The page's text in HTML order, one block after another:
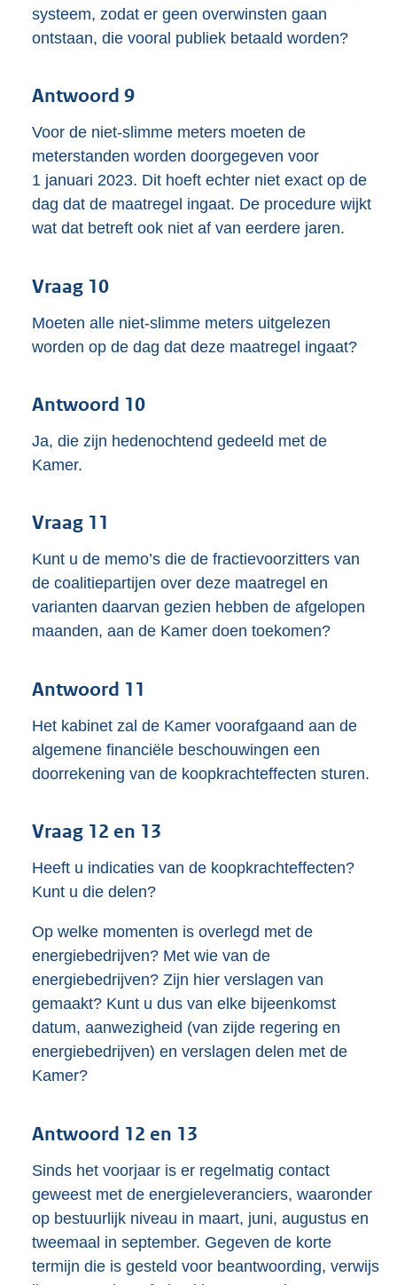
systeem, zodat er geen overwinsten gaan
ontstaan, die vooral publiek betaald worden?
Antwoord 9
Voor de niet-slimme meters moeten de
meterstanden worden doorgegeven voor
1 januari 2023. Dit hoeft echter niet exact op de
dag dat de maatregel ingaat. De procedure wijkt
wat dat betreft ook niet af van eerdere jaren.
Vraag 10
Moeten alle niet-slimme meters uitgelezen
worden op de dag dat deze maatregel ingaat?
Antwoord 10
Ja, die zijn hedenochtend gedeeld met de
Kamer.
Vraag 11
Kunt u de memo’s die de fractievoorzitters van
de coalitiepartijen over deze maatregel en
varianten daarvan gezien hebben de afgelopen
maanden, aan de Kamer doen toekomen?
Antwoord 11
Het kabinet zal de Kamer voorafgaand aan de
algemene financiële beschouwingen een
doorrekening van de koopkrachteffecten sturen.
Vraag 12 en 13
Heeft u indicaties van de koopkrachteffecten?
Kunt u die delen?
Op welke momenten is overlegd met de
energiebedrijven? Met wie van de
energiebedrijven? Zijn hier verslagen van
gemaakt? Kunt u dus van elke bijeenkomst
datum, aanwezigheid (van zijde regering en
energiebedrijven) en verslagen delen met de
Kamer?
Antwoord 12 en 13
Sinds het voorjaar is er regelmatig contact
geweest met de energieleveranciers, waaronder
op bestuurlijk niveau in maart, juni, augustus en
tweemaal in september. Gegeven de korte
termijn die is gesteld voor beantwoording, verwijs